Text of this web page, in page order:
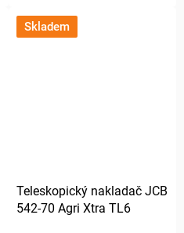
Skladem
Teleskopický nakladač JCB
542-70 Agri Xtra TL6